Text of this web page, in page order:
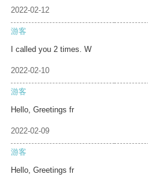
2022-02-12
游客
I called you 2 times. W
2022-02-10
游客
Hello, Greetings fr
2022-02-09
游客
Hello, Greetings fr